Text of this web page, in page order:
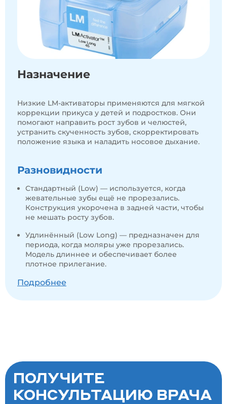
Назначение
Низкие LM-активаторы применяются для мягкой
коррекции прикуса у детей и подростков. Они
помогают направить рост зубов и челюстей,
устранить скученность зубов, скорректировать
положение языка и наладить носовое дыхание.
Разновидности
Стандартный (Low) — используется, когда
жевательные зубы ещё не прорезались.
Конструкция укорочена в задней части, чтобы
не мешать росту зубов.
Удлинённый (Low Long) — предназначен для
периода, когда моляры уже прорезались.
Модель длиннее и обеспечивает более
плотное прилегание.
Подробнее
ПОЛУЧИТЕ
КОНСУЛЬТАЦИЮ ВРАЧА